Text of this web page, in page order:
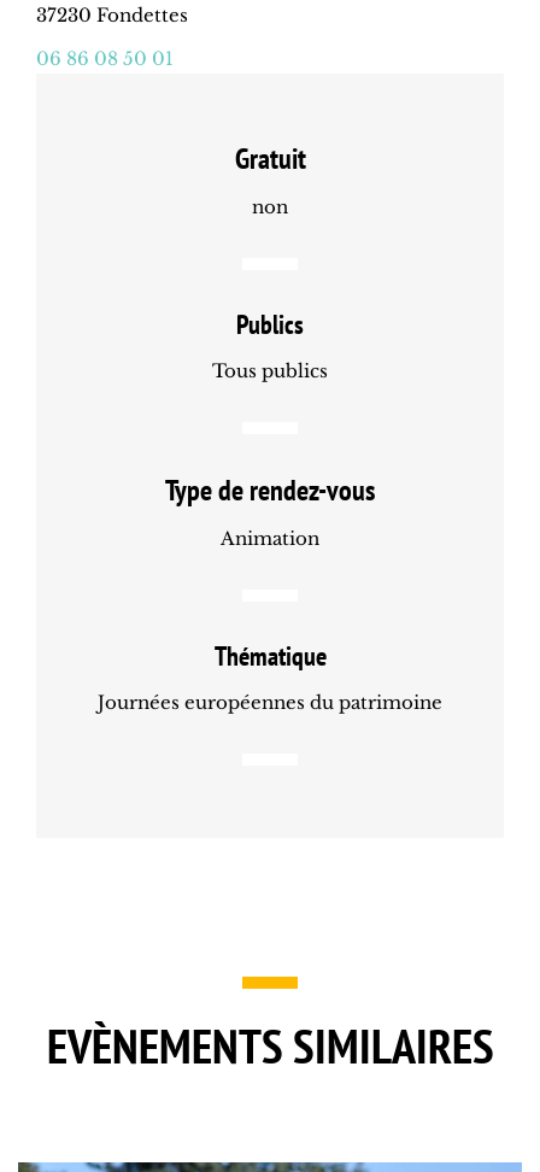
37230 Fondettes
06 86 08 50 01
Gratuit
non
Publics
Tous publics
Type de rendez-vous
Animation
Thématique
Journées européennes du patrimoine
EVÈNEMENTS SIMILAIRES